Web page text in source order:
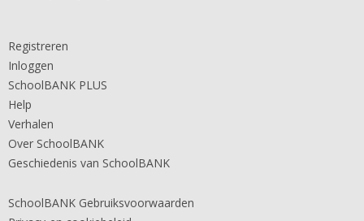
Registreren
Inloggen
SchoolBANK PLUS
Help
Verhalen
Over SchoolBANK
Geschiedenis van SchoolBANK
SchoolBANK Gebruiksvoorwaarden